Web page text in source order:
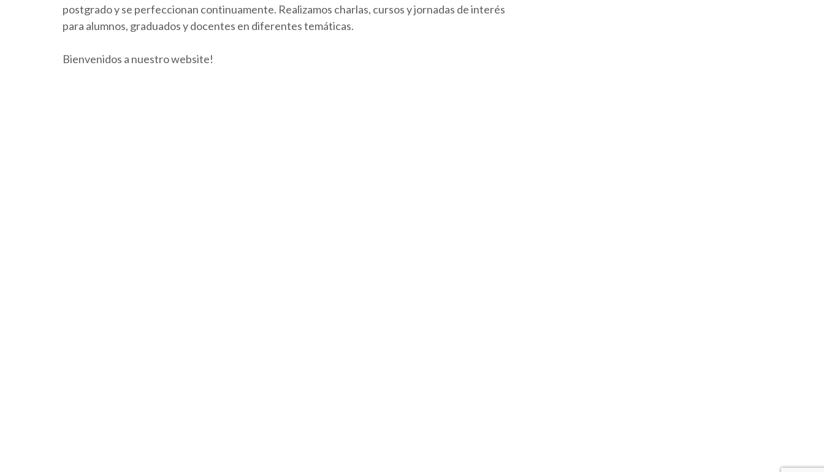
postgrado y se perfeccionan continuamente. Realizamos charlas, cursos y jornadas de interés
para alumnos, graduados y docentes en diferentes temáticas.
Bienvenidos a nuestro website!